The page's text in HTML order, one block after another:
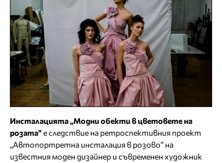
Инсталацията „Модни обекти в цветовете на
розата”е следствие на ретроспективния проект
„Автопортретна инсталация в розово” на
известния моден дизайнер и съвременен художник